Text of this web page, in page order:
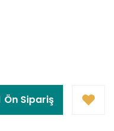
Ön Sipariş